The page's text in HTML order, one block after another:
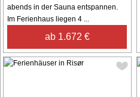
abends in der Sauna entspannen.
Im Ferienhaus liegen 4 ...
ab 1.672 €